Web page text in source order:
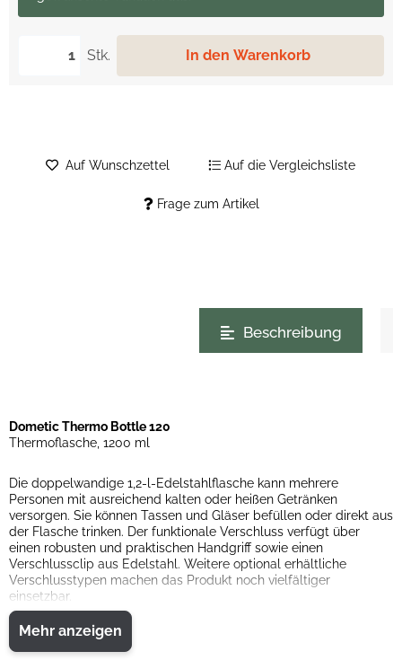
Stk. In den Warenkorb
Frage zum Artikel
Auf Wunschzettel Auf die Vergleichsliste
Beschreibung
Dometic Thermo Bottle 120
Thermoflasche, 1200 ml
Die doppelwandige 1,2-l-Edelstahlflasche kann mehrere
Personen mit ausreichend kalten oder heißen Getränken
versorgen. Sie können Tassen und Gläser befüllen oder direkt aus
der Flasche trinken. Der funktionale Verschluss verfügt über
einen robusten und praktischen Handgriff sowie einen
Verschlussclip aus Edelstahl. Weitere optional erhältliche
Verschlusstypen machen das Produkt noch vielfältiger
einsetzbar.
Weitere Verschlusstypen optional erhältlich
Mehr anzeigen